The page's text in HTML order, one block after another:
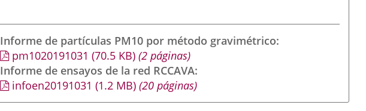
Informe de partículas PM10 por método gravimétrico
pm1020191031 (70.5 KB) (2 páginas)
Informe de ensayos de la red RCCAVA
infoen20191031 (1.2 MB) (20 páginas)